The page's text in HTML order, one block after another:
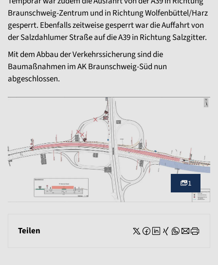
Braunschweig-Zentrum und in Richtung Wolfenbüttel/Harz
gesperrt. Ebenfalls zeitweise gesperrt war die Auffahrt von
der Salzdahlumer Straße auf die A39 in Richtung Salzgitter.
Mit dem Abbau der Verkehrssicherung sind die
Baumaßnahmen im AK Braunschweig-Süd nun
abgeschlossen.
1
Teilen